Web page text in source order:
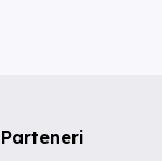
Parteneri